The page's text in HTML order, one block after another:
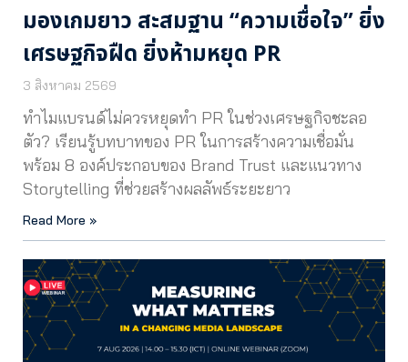
มองเกมยาว สะสมฐาน “ความเชื่อใจ” ยิ่ง
เศรษฐกิจฝืด ยิ่งห้ามหยุด PR
3 สิงหาคม 2569
ทำไมแบรนด์ไม่ควรหยุดทำ PR ในช่วงเศรษฐกิจชะลอ
ตัว? เรียนรู้บทบาทของ PR ในการสร้างความเชื่อมั่น
พร้อม 8 องค์ประกอบของ Brand Trust และแนวทาง
Storytelling ที่ช่วยสร้างผลลัพธ์ระยะยาว
Read More »